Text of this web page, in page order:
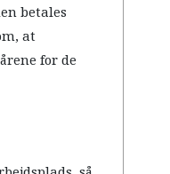
betales
at
for de